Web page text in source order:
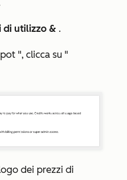
di utilizzo & .
", clicca su "
dei prezzi di